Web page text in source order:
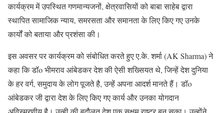
कार्यक्रम में उपस्थित गणमान्यजनों, क्षेत्रवासियों को बाबा साहेब द्वारा
स्थापित सामाजिक न्याय, समरसता और समानता के लिए किए गए उनके
कार्यों को बताया और प्रशंसा की।
इस अवसर पर कार्यक्रम को संबोधित करते हुए ए.के. शर्मा (AK Sharma) ने
कहा कि डॉo भीमराव आंबेडकर देश की ऐसी शख्सियत थे, जिन्हें देश दुनिया
के हर वर्ग, समुदाय के लोग पूजते है, उन्हें अपना आदर्श मानते हैं। डॉo
आंबेडकर जी द्वारा देश के लिए किए गए कार्य और उनका योगदान